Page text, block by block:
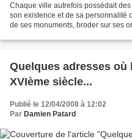
Chaque ville autrefois possédait
son existence et de sa personnalité
de ses monuments, broder sur ses
Quelques adresses où
XVIème siècle...
Publié le 12/04/2008 à 12:02
Par Damien Patard